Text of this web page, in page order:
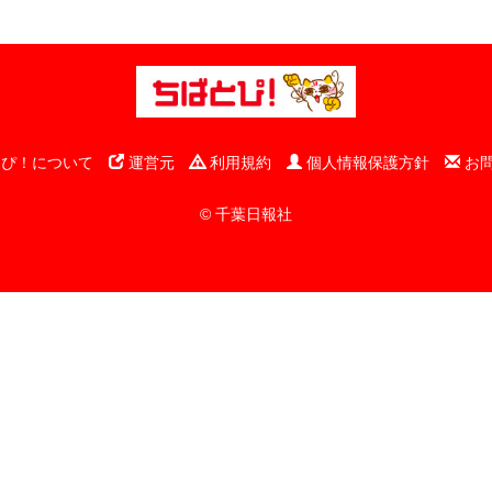
！について 運営元 利用規約 個人情報保護方針 お
© 千葉日報社